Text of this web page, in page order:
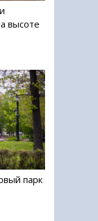
высоте
парк